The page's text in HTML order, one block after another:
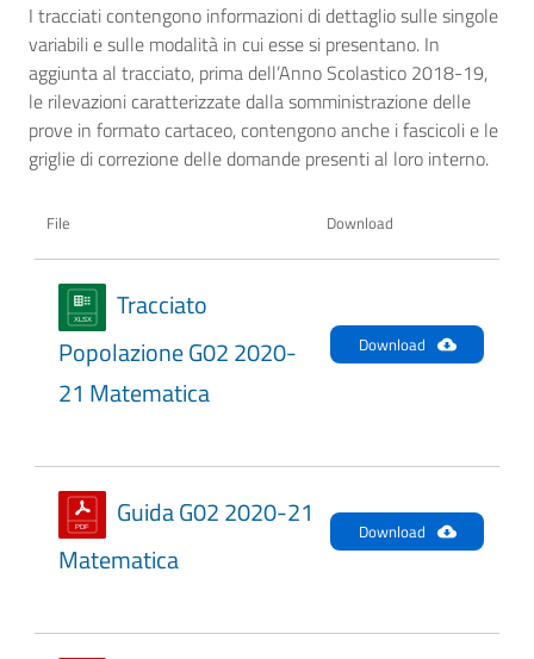
I tracciati contengono informazioni di dettaglio sulle singole
variabili e sulle modalità in cui esse si presentano. In
aggiunta al tracciato, prima dell’Anno Scolastico 2018-19,
le rilevazioni caratterizzate dalla somministrazione delle
prove in formato cartaceo, contengono anche i fascicoli e le
griglie di correzione delle domande presenti al loro interno.
File Download
Tracciato
Popolazione G02 2020-
21 Matematica
Download
Guida G02 2020-21
Matematica
Download